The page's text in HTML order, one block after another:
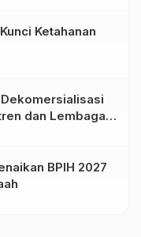
Ketahanan
dan Lembaga
BPIH 2027